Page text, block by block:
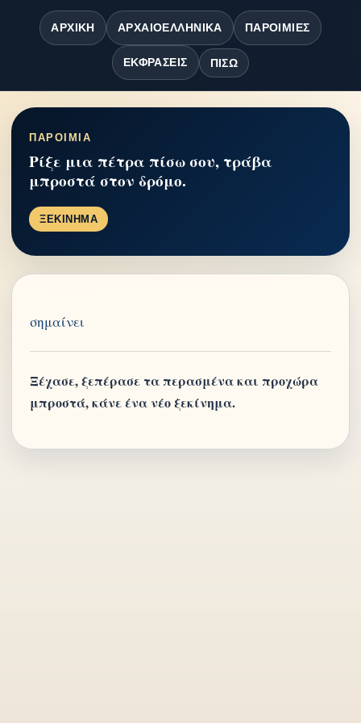
ΑΡΧΙΚΉ ΑΡΧΑΙΟΕΛΛΗΝΙΚΆ ΠΑΡΟΙΜΊΕΣ
ΕΚΦΡΆΣΕΙΣ ΠΊΣΩ
ΠΑΡΟΙΜΙΑ
Ρίξε μια πέτρα πίσω σου, τράβα
μπροστά στον δρόμο.
ΞΕΚΙΝΗΜΑ
σημαίνει
Ξέχασε, ξεπέρασε τα περασμένα και προχώρα
μπροστά, κάνε ένα νέο ξεκίνημα.